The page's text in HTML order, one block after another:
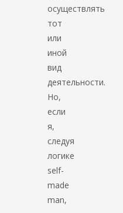
осуществлять
тот
или
иной
вид
деятельности.
Но,
если
я,
следуя
логике
self-
made
man,